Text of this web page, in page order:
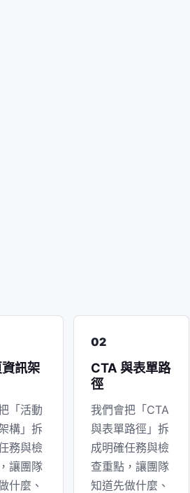
訊架
「活動
構」拆
務與檢
讓團隊
什麼、
02
CTA 與表單路
徑
我們會把「CTA
與表單路徑」拆
成明確任務與檢
查重點，讓團隊
知道先做什麼、